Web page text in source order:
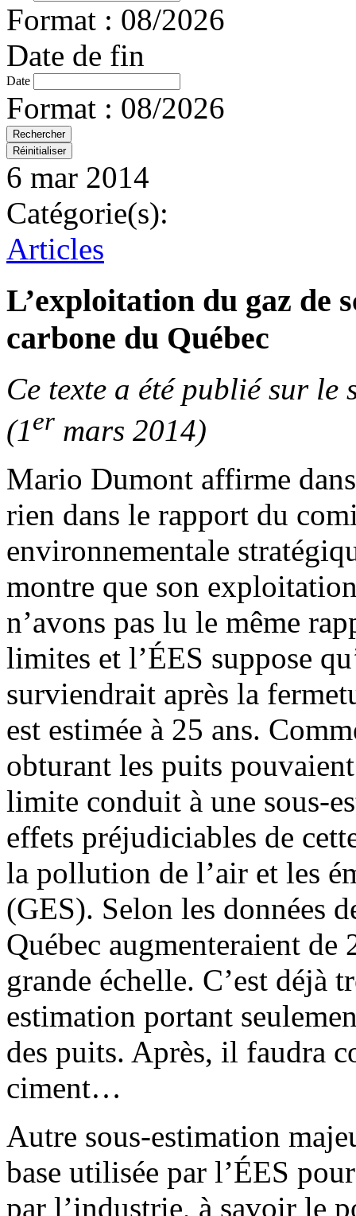
Format : 08/2026
Date de fin
Date
Format : 08/2026
6 mar 2014
Catégorie(s):
Articles
L’exploitation du gaz de
carbone du Québec
Ce texte a été publié sur le
(1er mars 2014)
Mario Dumont affirme
rien dans le rapport du
environnementale
montre que son
n’avons pas lu le même
limites et l’ÉES suppose
surviendrait après la
est estimée à 25 ans.
obturant les puits
limite conduit à une sous-
effets préjudiciables de
la pollution de l’air et les
(GES). Selon les données
Québec augmenteraient de
grande échelle. C’est déjà
estimation portant
des puits. Après, il faudra
ciment…
Autre sous-estimation
base utilisée par l’ÉES
par l’industrie, à savoir le